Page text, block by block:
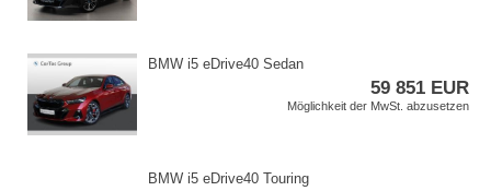
BMW i5 eDrive40 Sedan
59 851 EUR
Möglichkeit der MwSt. abzusetzen
BMW i5 eDrive40 Touring